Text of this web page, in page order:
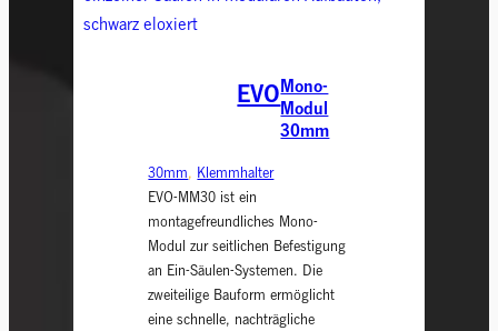
EVOMono-
Modul
30mm
30mm, Klemmhalter
EVO-MM30 ist ein
montagefreundliches Mono-
Modul zur seitlichen Befestigung
an Ein-Säulen-Systemen. Die
zweiteilige Bauform ermöglicht
eine schnelle, nachträgliche